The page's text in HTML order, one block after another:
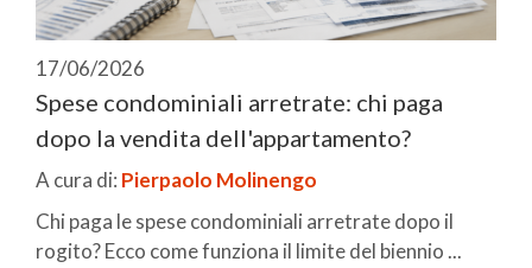
17/06/2026
Spese condominiali arretrate: chi paga
dopo la vendita dell'appartamento?
A cura di: Pierpaolo Molinengo
Chi paga le spese condominiali arretrate dopo il
rogito? Ecco come funziona il limite del biennio ...